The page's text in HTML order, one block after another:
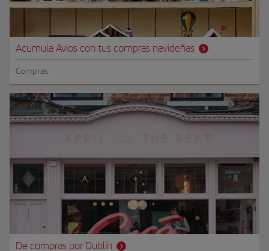
Acumula Avios con tus compras navideñas
Compras
De compras por Dublín